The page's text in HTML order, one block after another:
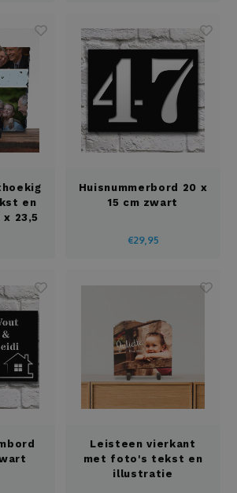
en
23,5
Huisnummerbord 20 x
15 cm zwart
€29,95
Leisteen vierkant
met foto's tekst en
illustratie